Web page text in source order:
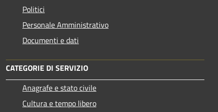
Politici
Personale Amministrativo
Documenti e dati
CATEGORIE DI SERVIZIO
Anagrafe e stato civile
Cultura e tempo libero